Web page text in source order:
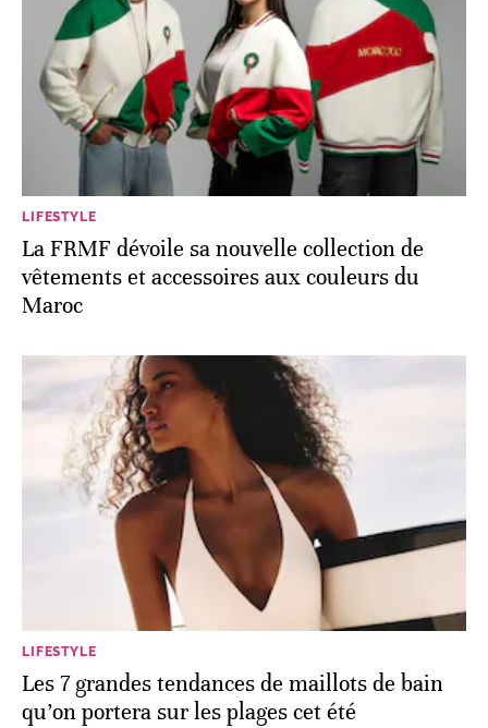
LIFESTYLE
La FRMF dévoile sa nouvelle collection de
vêtements et accessoires aux couleurs du
Maroc
LIFESTYLE
Les 7 grandes tendances de maillots de bain
qu’on portera sur les plages cet été